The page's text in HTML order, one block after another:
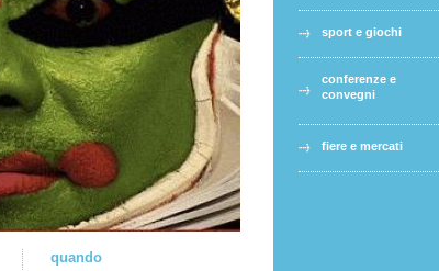
quando
sport e giochi
conferenze e
convegni
fiere e mercati